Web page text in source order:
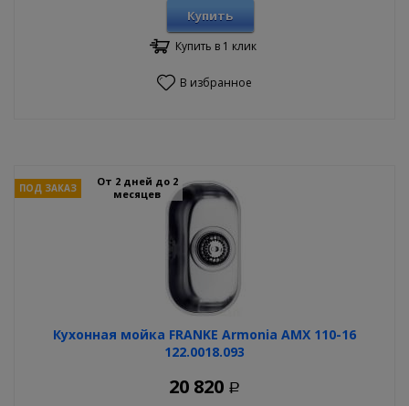
Купить
Купить в 1 клик
В избранное
Кухонная мойка FRANKE Armonia AMX 110-16
122.0018.093
ПОД ЗАКАЗ
От 2 дней до 2
месяцев
20 820 Р